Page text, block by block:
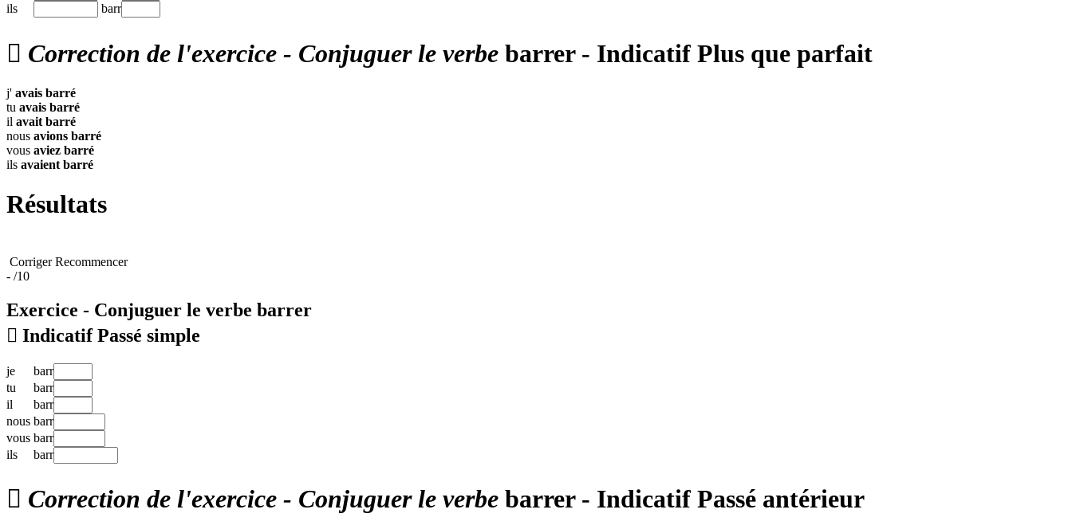
ils
barr
 Correction de l'exercice - Conjuguer le verbe barrer - Indicatif Plus que parfait
j' avais barré
tu avais barré
il avait barré
nous avions barré
vous aviez barré
ils avaient barré
Résultats
CorrigerRecommencer
- /10
Exercice - Conjuguer le verbe barrer
 Indicatif Passé simple
je
barr
tu
barr
il
barr
nous barr
vous barr
ils
barr
 Correction de l'exercice - Conjuguer le verbe barrer - Indicatif Passé antérieur